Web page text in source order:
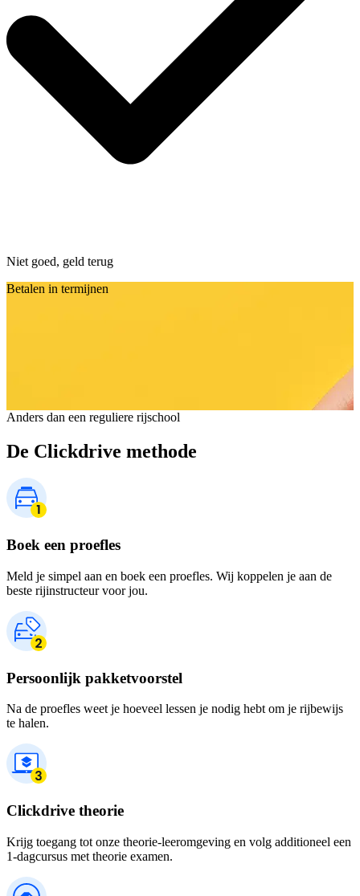
Niet goed, geld terug
Betalen in termijnen
Anders dan een reguliere rijschool
De Clickdrive methode
Boek een proefles
Meld je simpel aan en boek een proefles. Wij koppelen je aan de
beste rijinstructeur voor jou.
Persoonlijk pakketvoorstel
Na de proefles weet je hoeveel lessen je nodig hebt om je rijbewijs
te halen.
Clickdrive theorie
Krijg toegang tot onze theorie-leeromgeving en volg additioneel een
1-dagcursus met theorie examen.